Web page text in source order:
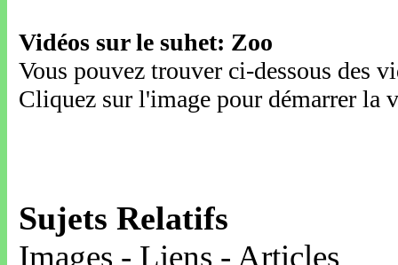
Vidéos sur le suhet: Zoo
Vous pouvez trouver ci-dessous des
Cliquez sur l'image pour démarrer la
Sujets Relatifs
Images - Liens - Articles